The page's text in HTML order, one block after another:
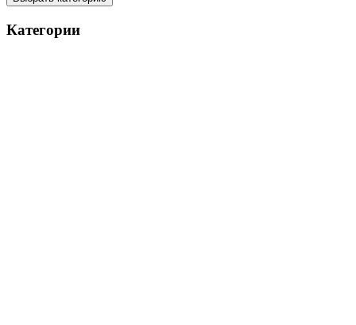
Категории